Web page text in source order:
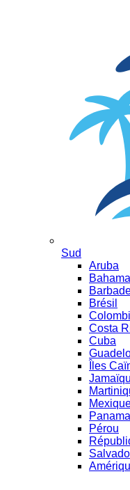
Sud
Aruba
Brésil
Costa
Cuba
Îles
Panama
Pérou